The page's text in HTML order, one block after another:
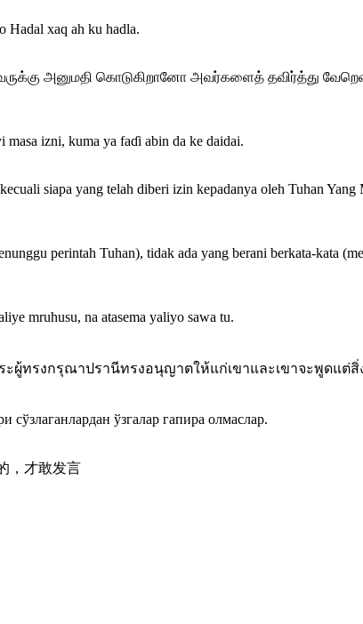
Hadal xaq ah ku hadla.
அனுமதி கொடுகிறானோ அவர்களைத் தவிர்த்து
masa izni, kuma ya faɗi abin da ke daidai.
siapa yang telah diberi izin kepadanya oleh Tuhan
perintah Tuhan), tidak ada yang berani berkata-kata
mruhusu, na atasema yaliyo sawa tu.
ผู้ทรงกรุณาปรานีทรงอนุญาตให้แก่เขาและเขาจะพูดแต่
ўзгалар гапира олмаслар.
，才敢发言